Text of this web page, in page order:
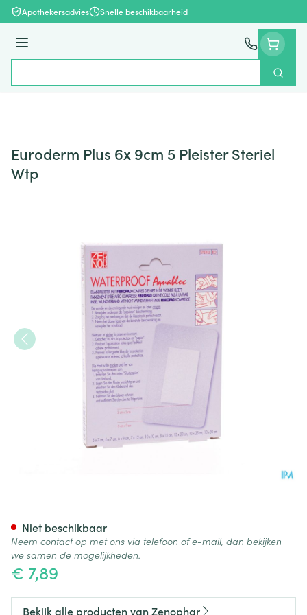
Ga naar de inhoud
Apothekersadvies Snelle beschikbaarheid
Menu
Zoek
Euroderm Plus 6x 9cm 5 Pleister Steriel
Wtp
€ 7,89
Niet beschikbaar
Neem contact op met ons via telefoon of e-mail, dan bekijken
we samen de mogelijkheden.
Bekijk alle producten van Zenophar